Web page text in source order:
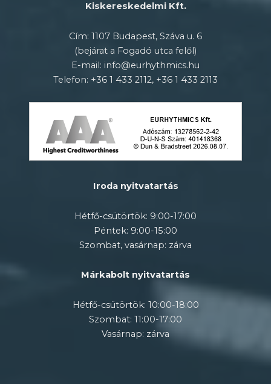
Kiskereskedelmi Kft.
Cím: 1107 Budapest, Száva u. 6
(bejárat a Fogadó utca felől)
E-mail: info@eurhythmics.hu
Telefon: +36 1 433 2112, +36 1 433 2113
Iroda nyitvatartás
Hétfő-csütörtök: 9:00-17:00
Péntek: 9:00-15:00
Szombat, vasárnap: zárva
Márkabolt nyitvatartás
Hétfő-csütörtök: 10:00-18:00
Szombat: 11:00-17:00
Vasárnap: zárva